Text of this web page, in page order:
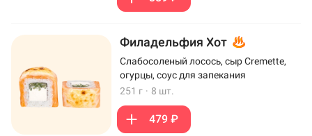
Филадельфия Хот
Слабосоленый лосось, сыр Cremette,
огурцы, соус для запекания
251 г · 8 шт.
479 ₽